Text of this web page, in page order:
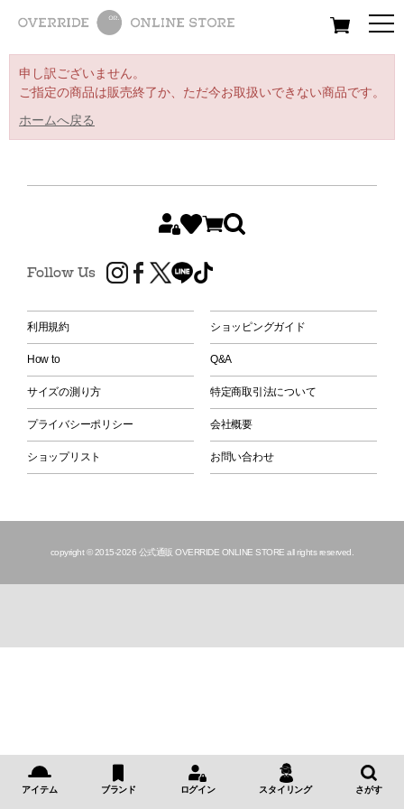
All Women Men
申し訳ございません。
ご指定の商品は販売終了か、ただ今お取扱いできない商品です。
ホームへ戻る
Follow Us
利用規約 ショッピングガイド
How to Q&A
サイズの測り方 特定商取引法について
プライバシーポリシー 会社概要
ショップリスト お問い合わせ
copyright © 2015-2026 公式通販 OVERRIDE ONLINE STORE all rights reserved.
アイテム ブランド ログイン スタイリング さがす